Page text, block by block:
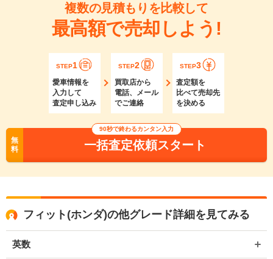
複数の見積もりを比較して
最高額で売却しよう!
STEP1
愛車情報を
入力して
査定申し込み
STEP2
買取店から
電話、メール
でご連絡
STEP3
査定額を
比べて売却先
を決める
無
料
90秒で終わるカンタン入力
一括査定依頼スタート
フィット(ホンダ)の他グレード詳細を見てみる
英数